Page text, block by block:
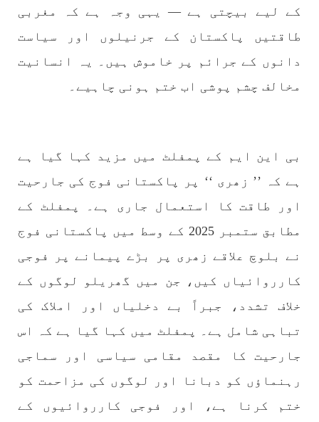
بلوچستان مضامین
پاکستان کی پنجابی ریاست کی فوجی سرپرستی میں
واقعے سے دنیا ضرور چونک گئی ہوگی۔ ضلع آواران
بلوچ نے
بلوچستان مضامین
1706 VIEWS جون 3, 2023
کہانی یہیں ختم ہوتی ہے۔ حانی بلوچ
کے لیے بیچتی ہے — یہی وجہ ہے کہ مغربی
طاقتیں پاکستان کے جرنیلوں اور سیاست
دانوں کے جرائم پر خاموش ہیں۔ یہ انسانیت
مخالف چشم پوشی اب ختم ہونی چاہیے۔
بی این ایم کے پمفلٹ میں مزید کہا گیا ہے
ہے کہ ’’ زھری ‘‘ پر پاکستانی فوج کی جارحیت
اور طاقت کا استعمال جاری ہے۔ پمفلٹ کے
مطابق ستمبر 2025 کے وسط میں پاکستانی فوج
نے بلوچ علاقے زھری پر بڑے پیمانے پر فوجی
کارروائیاں کیں، جن میں گھریلو لوگوں کے
خلاف تشدد، جبراً بے دخلیاں اور املاک کی
تباہی شامل ہے۔ پمفلٹ میں کہا گیا ہے کہ اس
جارحیت کا مقصد مقامی سیاسی اور سماجی
رہنماؤں کو دبانا اور لوگوں کی مزاحمت کو
ختم کرنا ہے، اور فوجی کارروائیوں کے